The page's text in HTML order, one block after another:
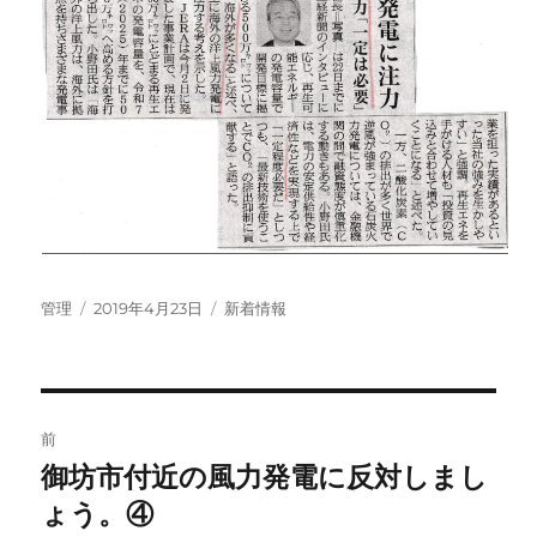
投
管理
投
2019年4月23日
カ
新着情報
稿
ナ
前
前
の
御坊市付近の風力発電に反対しまし
ょう。④